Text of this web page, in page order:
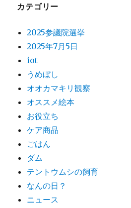
カテゴリー
2025参議院選挙
2025年7月5日
iot
うめぼし
オオカマキリ観察
オススメ絵本
お役立ち
ケア商品
ごはん
ダム
テントウムシの飼育
なんの日？
ニュース